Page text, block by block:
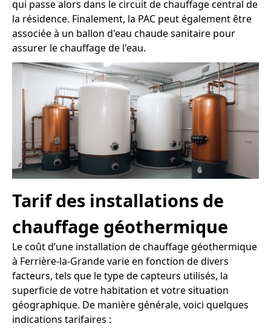
qui passe alors dans le circuit de chauffage central de
la résidence. Finalement, la PAC peut également être
associée à un ballon d'eau chaude sanitaire pour
assurer le chauffage de l'eau.
Tarif des installations de
chauffage géothermique
Le coût d’une installation de chauffage géothermique
à Ferrière-la-Grande varie en fonction de divers
facteurs, tels que le type de capteurs utilisés, la
superficie de votre habitation et votre situation
géographique. De manière générale, voici quelques
indications tarifaires :